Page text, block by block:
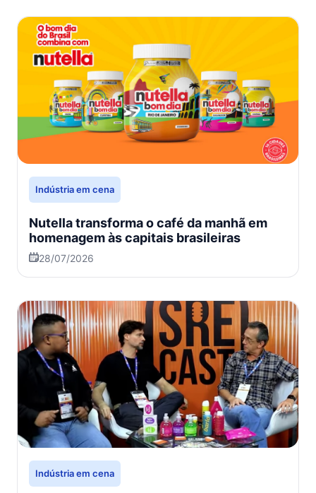
Indústria em cena
Nutella transforma o café da manhã em
homenagem às capitais brasileiras
28/07/2026
Indústria em cena